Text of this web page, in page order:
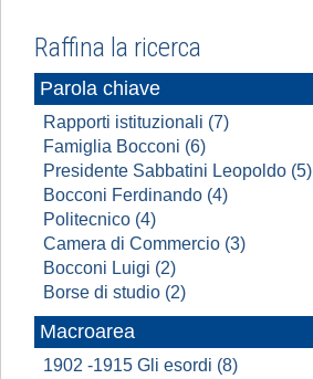
Raffina la ricerca
Parola chiave
Rapporti istituzionali (7)
Famiglia Bocconi (6)
Presidente Sabbatini Leopoldo (5)
Bocconi Ferdinando (4)
Politecnico (4)
Camera di Commercio (3)
Bocconi Luigi (2)
Borse di studio (2)
Macroarea
1902 -1915 Gli esordi (8)